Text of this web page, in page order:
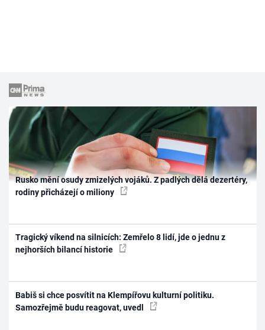
Rusko mění osudy zmizelých vojáků. Z padlých dělá dezertéry,
rodiny přicházejí o miliony
Tragický víkend na silnicích: Zemřelo 8 lidí, jde o jednu z
nejhorších bilancí historie
Babiš si chce posvítit na Klempířovu kulturní politiku.
Samozřejmě budu reagovat, uvedl